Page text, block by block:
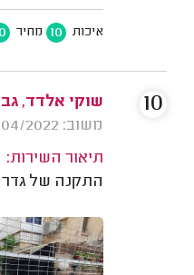
איכות 10 מחיר
שוקי אלדד,
משוב: 10/04/2022
תיאור השירות:
התקנה של גדר
10